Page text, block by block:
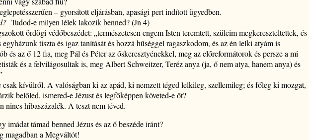
– gyorsított eljárásban, apasági pert indított ügyedben.
Tudod-e milyen lélek lakozik benned? (Jn 4)
ördögi védőbeszédet: „természetesen engem Isten teremtett, szüleim megkereszteltettek, és
tiszta és igaz tanítását és hozzá hűséggel ragaszkodom, és az én lelki atyám is
és az ő 12 fia, meg Pál és Péter az őskeresztyénekkel, meg az előreformátorok és persze a mi
és a felvilágosultak is, meg Albert Schweitzer, Teréz anya (ja, ő nem atya, hanem anya) és
csak kívülről. A valóságban ki az apád, ki nemzett téged lelkileg, szellemileg; és főleg ki mozgat,
belőled, ismered-e Jézust és legfőképpen követed-e őt?
nincs hibaszázalék. A teszt nem téved.
imádat támad benned Jézus és az ő beszéde iránt?
magadban a Megváltót!